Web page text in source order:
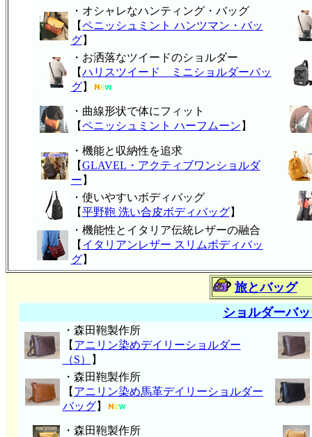
・オシャレなハンティング・バッグ
【ペニッシュミント ハンツマン・バッ
グ】
・お洒落なツイードのショルダー
【ハリスツイード ミニショルダーバッ
グ】
・曲線形状で体にフィット
【ペニッシュミント ハーフムーン 】
・機能と収納性を追求
【GLAVEL・アクティブワンショルダ
ー 】
・使いやすいボディバッグ
【平野鞄 洗い合皮ボディバッグ】
・機能性とイタリア伝統レザーの融合
【 イタリアンレザー スリムボディバッ
グ】
旅とバッグ
ショルダーバ
・森田鞄製作所
【 アニリン染めデイリーショルダー
（S）
】
・森田鞄製作所
【 アニリン染め馬革デイリーショルダー
バッグ】
・森田鞄製作所